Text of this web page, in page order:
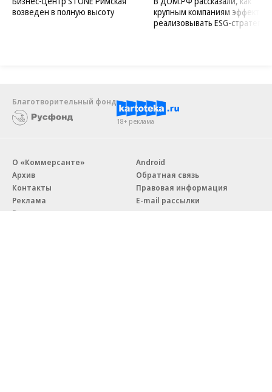
возведен в полную высоту
крупным компаниям
реализовывать ESG-стратегию
Благотворительный фонд
18+ реклама
О «Коммерсанте»
Архив
Контакты
Реклама
Вакансии
Android
Обратная связь
Правовая информация
E-mail рассылки